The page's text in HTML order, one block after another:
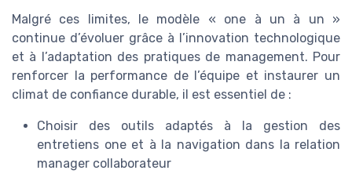
Malgré ces limites, le modèle « one à un à un »
continue d’évoluer grâce à l’innovation technologique
et à l’adaptation des pratiques de management. Pour
renforcer la performance de l’équipe et instaurer un
climat de confiance durable, il est essentiel de :
Choisir des outils adaptés à la gestion des
entretiens one et à la navigation dans la relation
manager collaborateur